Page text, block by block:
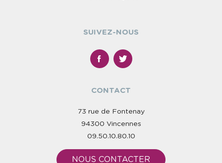
SUIVEZ-NOUS
CONTACT
73 rue de Fontenay
94300 Vincennes
09.50.10.80.10
NOUS CONTACTER